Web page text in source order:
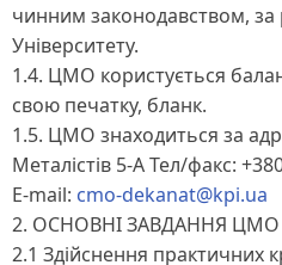
чинним законодавством,
Університету.
1.4. ЦМО користується
свою печатку, бланк.
1.5. ЦМО знаходиться за
Металістів 5-А Тел/факс:
E-mail: cmo-dekanat@kpi.ua
2. ОСНОВНІ ЗАВДАННЯ ЦМО
2.1 Здійснення практичних